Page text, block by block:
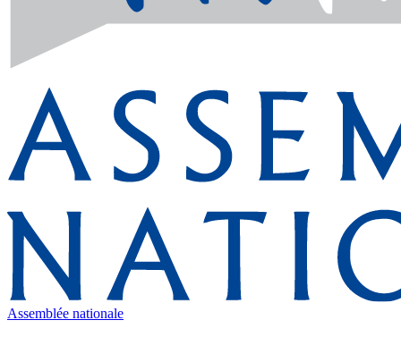
Assemblée nationale